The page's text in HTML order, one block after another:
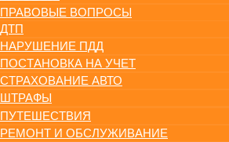
ПРАВОВЫЕ ВОПРОСЫ
ДТП
НАРУШЕНИЕ ПДД
ПОСТАНОВКА НА УЧЕТ
СТРАХОВАНИЕ АВТО
ШТРАФЫ
ПУТЕШЕСТВИЯ
РЕМОНТ И ОБСЛУЖИВАНИЕ